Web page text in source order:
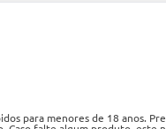
para menores de 18